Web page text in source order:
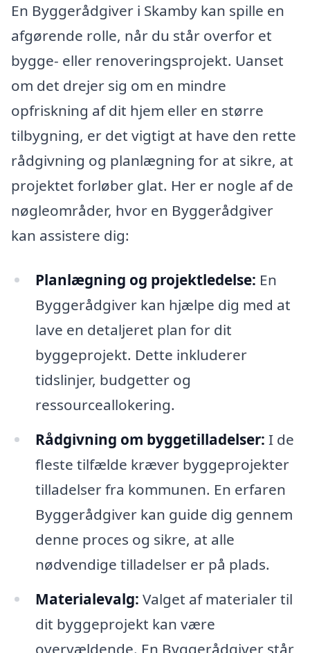
En Byggerådgiver i Skamby kan spille en
afgørende rolle, når du står overfor et
bygge- eller renoveringsprojekt. Uanset
om det drejer sig om en mindre
opfriskning af dit hjem eller en større
tilbygning, er det vigtigt at have den rette
rådgivning og planlægning for at sikre, at
projektet forløber glat. Her er nogle af de
nøgleområder, hvor en Byggerådgiver
kan assistere dig:
Planlægning og projektledelse: En
Byggerådgiver kan hjælpe dig med at
lave en detaljeret plan for dit
byggeprojekt. Dette inkluderer
tidslinjer, budgetter og
ressourceallokering.
Rådgivning om byggetilladelser: I de
fleste tilfælde kræver byggeprojekter
tilladelser fra kommunen. En erfaren
Byggerådgiver kan guide dig gennem
denne proces og sikre, at alle
nødvendige tilladelser er på plads.
Materialevalg: Valget af materialer til
dit byggeprojekt kan være
overvældende. En Byggerådgiver står